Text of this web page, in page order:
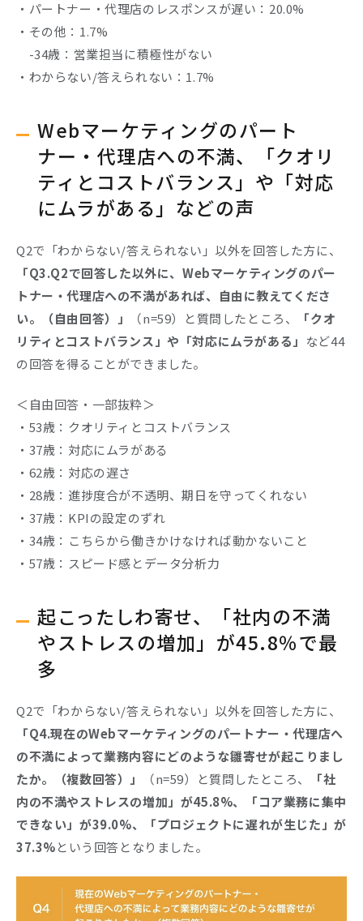
・パートナー・代理店のレスポンスが遅い：20.0%
・その他：1.7%
-34歳：営業担当に積極性がない
・わからない/答えられない：1.7%
Webマーケティングのパート
ナー・代理店への不満、「クオリ
ティとコストバランス」や「対応
にムラがある」などの声
Q2で「わからない/答えられない」以外を回答した方に、
「Q3.Q2で回答した以外に、Webマーケティングのパー
トナー・代理店への不満があれば、自由に教えてくださ
い。（自由回答）」
（n=59）と質問したところ、
「クオ
リティとコストバランス」や「対応にムラがある」 など44
の回答を得ることができました。
＜自由回答・一部抜粋＞
・53歳：クオリティとコストバランス
・37歳：対応にムラがある
・62歳：対応の遅さ
・28歳：進捗度合が不透明、期日を守ってくれない
・37歳：KPIの設定のずれ
・34歳：こちらから働きかけなければ動かないこと
・57歳：スピード感とデータ分析力
起こった しわ寄せ、「社内の不満
やストレスの増加」が45.8％で最
多
Q2で「わからない/答えられない」以外を回答した方に、
「Q4.現在のWebマーケティングのパートナー・代理店へ
の不満によって業務内容にどのような雛寄せが起こりまし
たか。（複数回答）」
（n=59）と質問したところ、
「社
内の不満やストレスの増加」が45.8%、「コア業務に集中
できない」が39.0%、「プロジェクトに遅れが生じた」が
37.3%という回答となりました。